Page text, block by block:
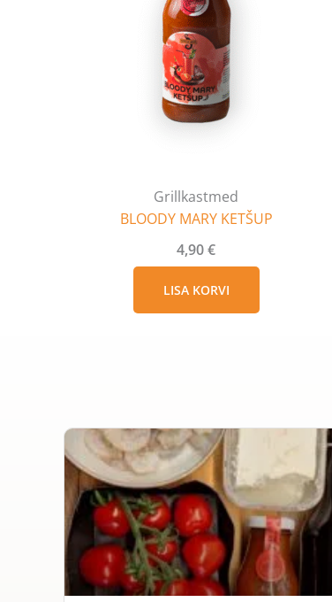
Grillkastmed
BLOODY MARY KETŠUP
4,90€
LISA KORVI